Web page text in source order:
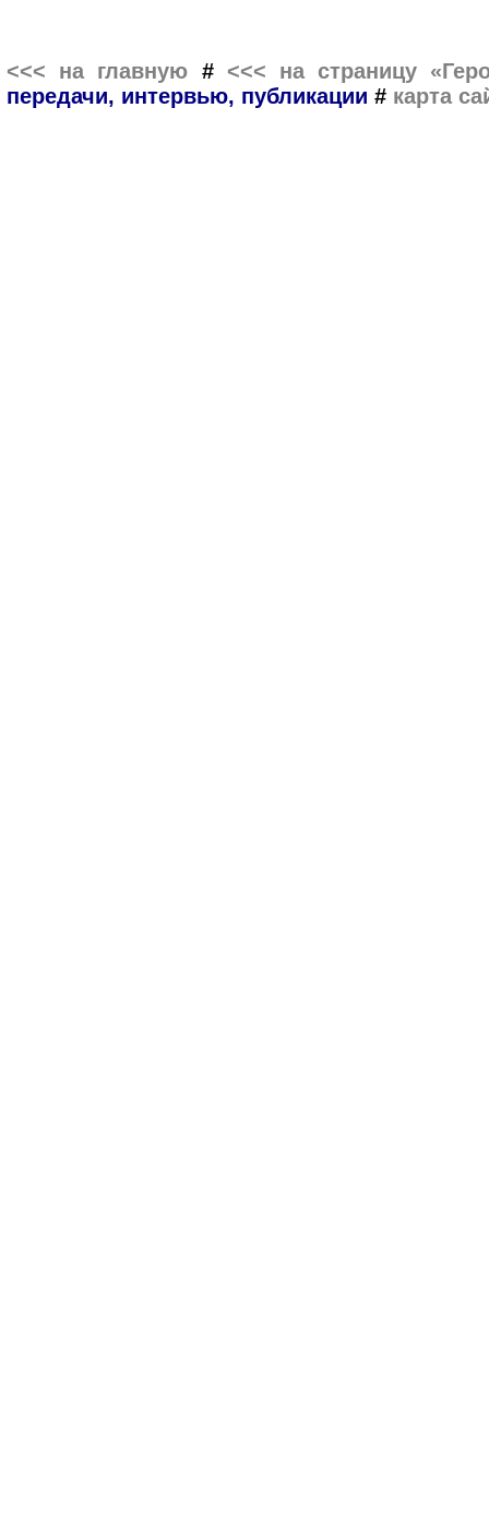
<<< на главную # <<< на страницу
передачи, интервью, публикации # карта